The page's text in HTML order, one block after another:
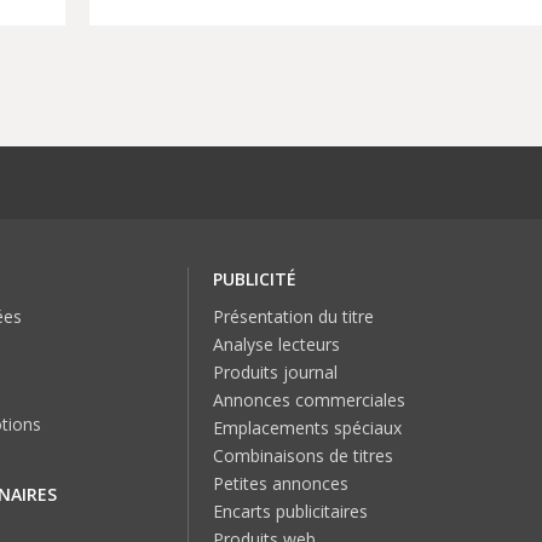
PUBLICITÉ
Présentation du titre
Analyse lecteurs
Produits journal
Annonces commerciales
Emplacements spéciaux
Combinaisons de titres
Petites annonces
Encarts publicitaires